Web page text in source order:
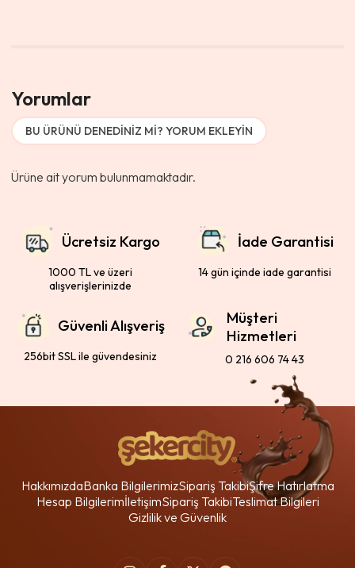
Yorumlar
BU ÜRÜNÜ DENEDINIZ MI? YORUM EKLEYIN
Ürüne ait yorum bulunmamaktadır.
Ücretsiz Kargo
1000 TL ve üzeri
alışverişlerinizde
İade Garantisi
14 gün içinde iade garantisi
Güvenli Alışveriş
256bit SSL ile güvendesiniz
Müşteri
Hizmetleri
0 216 606 74 43
HakkımızdaBanka BilgilerimizSipariş TakibiŞifre Hatırlatma
Hesap BilgilerimİletişimSipariş TakibiTeslimat Bilgileri
Gizlilik ve Güvenlik